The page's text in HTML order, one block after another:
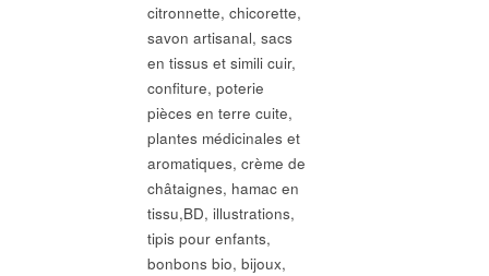
citronnette, chicorette,
savon artisanal, sacs
en tissus et simili cuir,
confiture, poterie
pièces en terre cuite,
plantes médicinales et
aromatiques, crème de
châtaignes, hamac en
tissu,BD, illustrations,
tipis pour enfants,
bonbons bio, bijoux,